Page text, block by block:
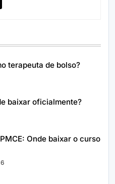
terapeuta de bolso?
baixar oficialmente?
Onde baixar o curso